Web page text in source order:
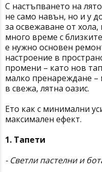
С настъпването на
не само навън, но и у
за освежаване от
много време с
е нужно основен
настроение в
промени – като нов
малко пренареждане –
в свежа, лятна оазис.
Ето как с минимални
максимален ефект.
1. Тапети
- Светли пастелни и